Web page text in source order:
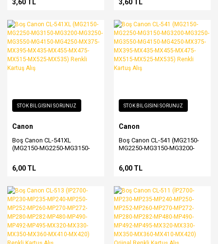
3,60 TL 3,60 TL
STOK BİLGİSİNİ SORUNUZ
Canon
Boş Canon CL-541XL
(MG2150-MG2250-MG3150-
MG4150-MG4250-MX375-
MX395-MX435-MX455-MX475-
Kartuş Alış
6,00 TL
STOK BİLGİSİNİ SORUNUZ
Canon
Boş Canon CL-541 (MG2150-
MG2250-MG3150-MG3200-
MG4250-MX375-MX395-
MX435-MX455-MX475-MX515-
Alış
6,00 TL